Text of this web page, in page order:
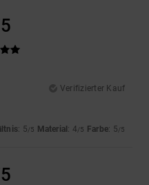
Verifizierter Kauf
: 5/5 Material : 4/5 Farbe: 5/5